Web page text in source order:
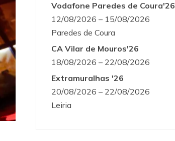
Vodafone Paredes de Coura'26
12/08/2026 – 15/08/2026
Paredes de Coura
CA Vilar de Mouros'26
18/08/2026 – 22/08/2026
Extramuralhas '26
20/08/2026 – 22/08/2026
Leiria